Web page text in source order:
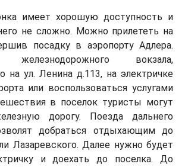
имеет хорошую доступность и
не сложно. Можно прилететь на
посадку в аэропорту Адлера.
вокзала,
на ул. Ленина д.113, на электричке
или воспользоваться услугами
в поселок туристы могут
дорогу. Поезда дальнего
добраться отдыхающим до
Лазаревского. Далее нужно будет
и доехать до поселка. До